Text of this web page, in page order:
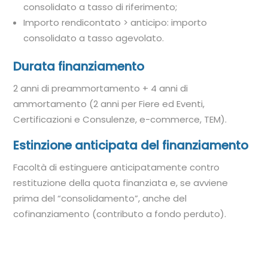
consolidato a tasso di riferimento;
Importo rendicontato > anticipo: importo
consolidato a tasso agevolato.
Durata finanziamento
2 anni di preammortamento + 4 anni di
ammortamento (2 anni per Fiere ed Eventi,
Certificazioni e Consulenze, e-commerce, TEM).
Estinzione anticipata del finanziamento
Facoltà di estinguere anticipatamente contro
restituzione della quota finanziata e, se avviene
prima del “consolidamento”, anche del
cofinanziamento (contributo a fondo perduto).